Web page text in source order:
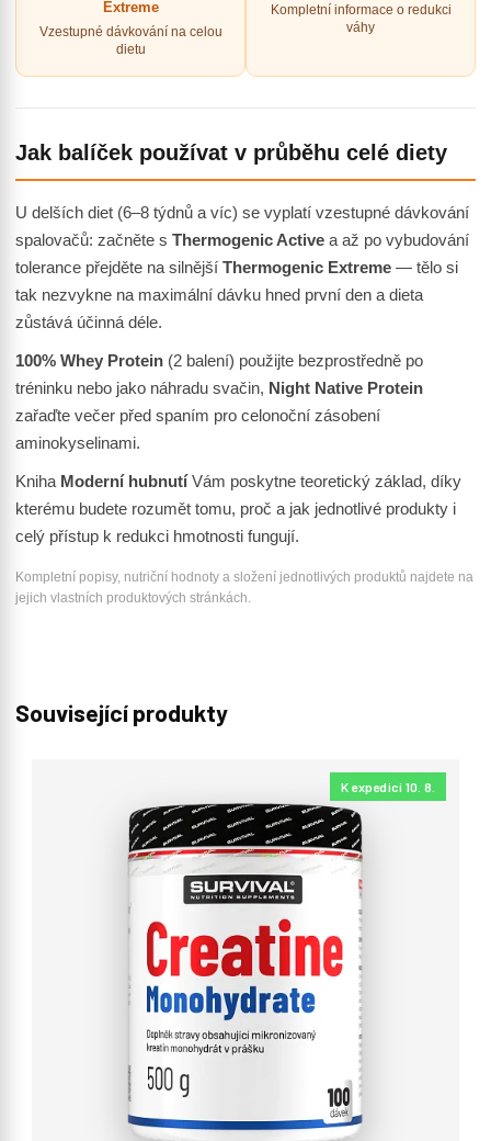
Extreme
Vzestupné dávkování na celou
dietu
Kompletní informace o redukci
váhy
Jak balíček používat v průběhu celé diety
U delších diet (6–8 týdnů a víc) se vyplatí vzestupné dávkování
spalovačů: začněte s Thermogenic Active a až po vybudování
tolerance přejděte na silnější Thermogenic Extreme — tělo si
tak nezvykne na maximální dávku hned první den a dieta
zůstává účinná déle.
100% Whey Protein (2 balení) použijte bezprostředně po
tréninku nebo jako náhradu svačin, Night Native Protein
zařaďte večer před spaním pro celonoční zásobení
aminokyselinami.
Kniha Moderní hubnutíVám poskytne teoretický základ, díky
kterému budete rozumět tomu, proč a jak jednotlivé produkty i
celý přístup k redukci hmotnosti fungují.
Kompletní popisy, nutriční hodnoty a složení jednotlivých produktů najdete na
jejich vlastních produktových stránkách.
Související produkty
K expedici 10. 8.